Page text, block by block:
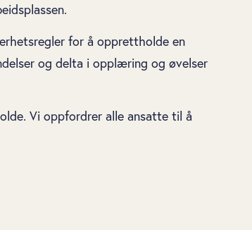
for å opprettholde en
og delta i opplæring og øvelser
Vi oppfordrer alle ansatte til å